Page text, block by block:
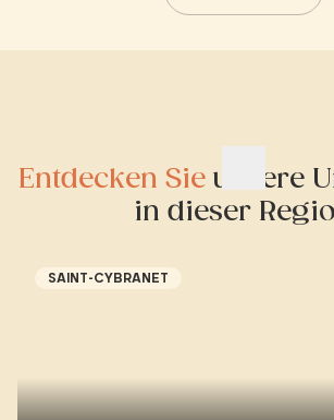
Entdecken Sie unsere
in dieser
SAINT-CYBRANET